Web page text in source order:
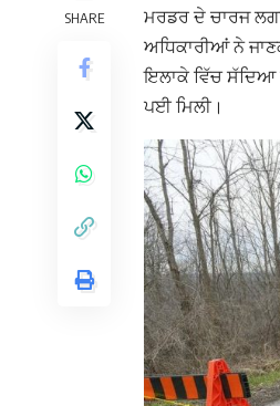
SHARE
ਮਰਡਰ ਦੇ ਚਾਰਜ
ਅਧਿਕਾਰੀਆਂ ਨੇ
ਇਲਾਕੇ ਵਿੱਚ ਸੱਦਿਆ
ਪਈ ਮਿਲੀ।